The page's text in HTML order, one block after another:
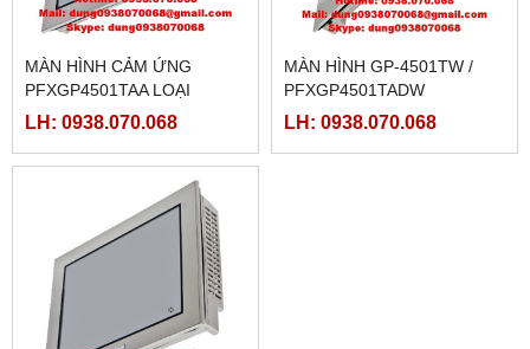
MÀN HÌNH CẢM ỨNG
PFXGP4501TAA LOẠI
10INCH
LH: 0938.070.068
MÀN HÌNH GP-4501TW /
PFXGP4501TADW
LH: 0938.070.068